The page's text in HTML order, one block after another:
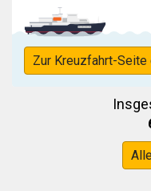
Zur Kreuzfahrt-Seite